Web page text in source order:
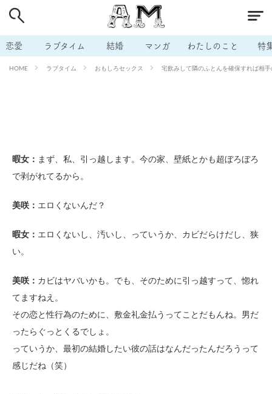
恋愛 ラブタイム 結婚 マンガ わたしのこと 特
HOME ラブタイム おもしろセックス 宅飲みして隣のふとんを確保すれば相
暇女： まず、私、引っ越します。今の家、壁紙とかも超ぼろぼろ
で剥がれてるから。
美咲： エロくないんだ？
暇女： エロくないし、汚いし、っていうか、カビだらけだし、狭
い。
美咲： カビはヤバいかも。でも、そのために引っ越すって、惚れ
てますねえ。
その恋と性行為のために、敷金礼金払うってことだもんね。男だ
ったらぐっとくるでしょ。
っていうか、最初の結婚したい彼の話はなんだったんだろうって
感じだね（笑）
# 男の本音 # セフレ
# 不倫 # 出会う方法 # マッチングアプリ
# ラブグッズ # 体の相性 # イケない